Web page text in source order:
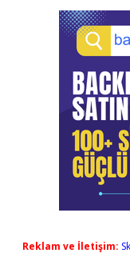
Reklam ve İletişim: